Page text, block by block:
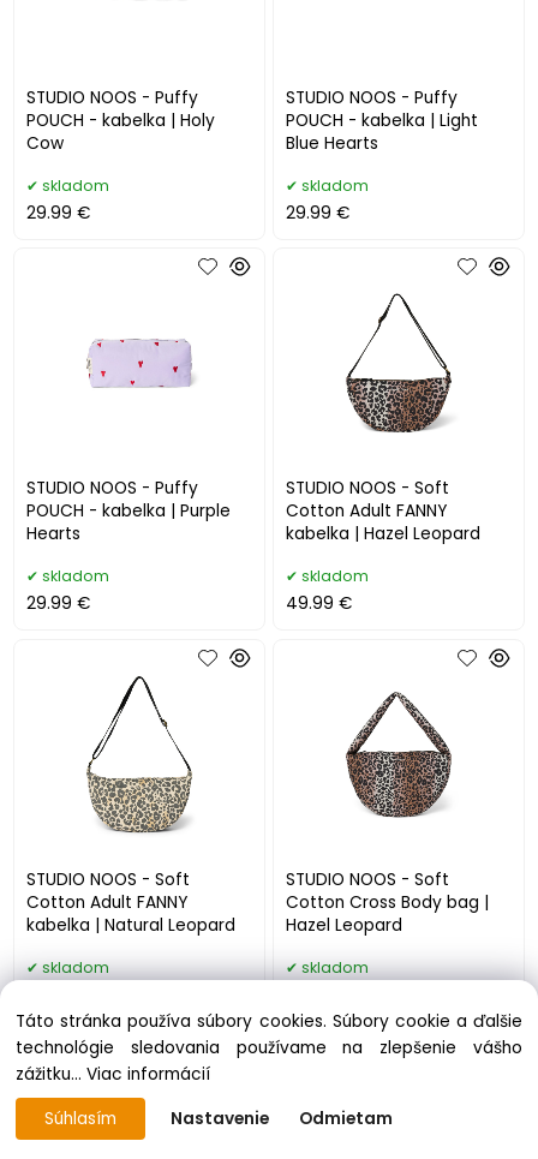
STUDIO NOOS - Puffy
POUCH - kabelka | Holy
Cow
skladom
29.99 €
STUDIO NOOS - Puffy
POUCH - kabelka | Light
Blue Hearts
skladom
29.99 €
STUDIO NOOS - Puffy
POUCH - kabelka | Purple
Hearts
skladom
29.99 €
STUDIO NOOS - Soft
Cotton Adult FANNY
kabelka | Hazel Leopard
skladom
49.99 €
STUDIO NOOS - Soft
Cotton Adult FANNY
kabelka | Natural Leopard
skladom
STUDIO NOOS - Soft
Cotton Cross Body bag |
Hazel Leopard
skladom
Táto stránka používa súbory cookies. Súbory cookie a ďalšie
technológie sledovania používame na zlepšenie vášho
zážitku... Viac informácií
Súhlasím
Nastavenie Odmietam